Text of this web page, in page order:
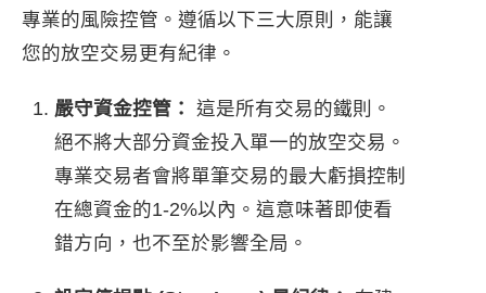
專業的風險控管。遵循以下三大原則，能讓
您的放空交易更有紀律。
嚴守資金控管： 這是所有交易的鐵則。
絕不將大部分資金投入單一的放空交易。
專業交易者會將單筆交易的最大虧損控制
在總資金的1-2%以內。這意味著即使看
錯方向，也不至於影響全局。